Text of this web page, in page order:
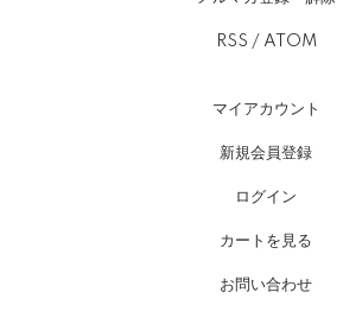
RSS / ATOM
マイアカウント
新規会員登録
ログイン
カートを見る
お問い合わせ